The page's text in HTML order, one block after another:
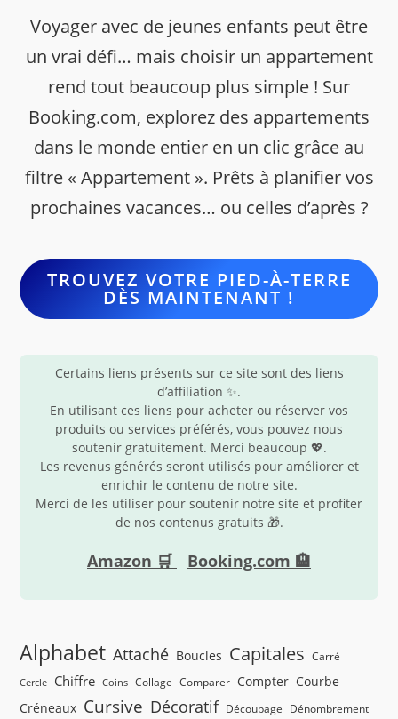
Voyager avec de jeunes enfants peut être
un vrai défi… mais choisir un appartement
rend tout beaucoup plus simple ! Sur
Booking.com, explorez des appartements
dans le monde entier en un clic grâce au
filtre « Appartement ». Prêts à planifier vos
prochaines vacances… ou celles d’après ?
TROUVEZ VOTRE PIED-À-TERRE
DÈS MAINTENANT !
Certains liens présents sur ce site sont des liens
d’affiliation ✨.
En utilisant ces liens pour acheter ou réserver vos
produits ou services préférés, vous pouvez nous
soutenir gratuitement. Merci beaucoup 💖.
Les revenus générés seront utilisés pour améliorer et
enrichir le contenu de notre site.
Merci de les utiliser pour soutenir notre site et profiter
de nos contenus gratuits 🎁.
Amazon 🛒 Booking.com 🏨
Alphabet Attaché Boucles Capitales Carré
Cercle Chiffre Coins Collage Comparer Compter Courbe
Créneaux Cursive Décoratif Découpage Dénombrement